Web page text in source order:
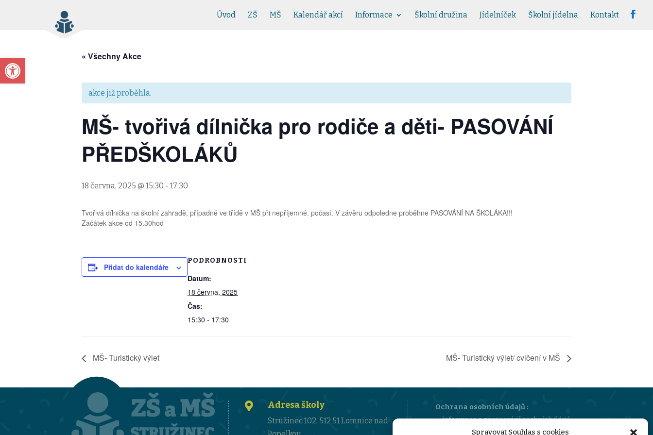
Open toolbar
Spravovat Souhlas s cookies
Úvod ZŠ MŠ Kalendář akcí Informace Školní družina Jídelníček Školní jídelna Kontakt
« Všechny Akce
akce již proběhla.
MŠ- tvořivá dílnička pro rodiče a děti- PASOVÁNÍ
PŘEDŠKOLÁKŮ
18 června, 2025 @ 15:30 - 17:30
Tvořivá dílnička na školní zahradě, případně ve třídě v MŠ při nepříjemné. počasí. V závěru odpoledne proběhne PASOVÁNÍ NA ŠKOLÁKA!!!
Začátek akce od 15.30hod
Přidat do kalendáře
PODROBNOSTI
Datum:
18 června, 2025
Čas:
15:30 - 17:30
MŠ- Turistický výlet MŠ- Turistický výlet/ cvičení v MŠ
 Adresa školy
Stružinec 102, 512 51 Lomnice nad
Ochrana osobních údajů :
informace o zpracování osobních údajů
sazebník úhrad za poskytování informací